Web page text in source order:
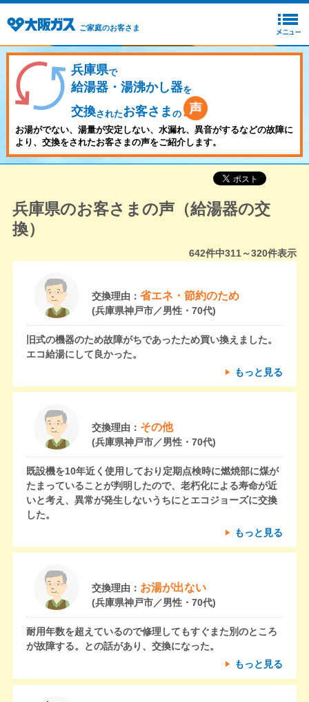
ご家庭のお客さま
兵庫県で
給湯器・湯沸かし器を
交換されたお客さま の
お湯がでない、湯量が安定しない、水漏れ、異音がするなどの故障に
より、交換をされたお客さまの声をご紹介します。
兵庫県のお客さまの声（給湯器の交
換）
642件中311～320件表示
交換理由： 省エネ・節約のため
(兵庫県神戸市／男性・70代)
旧式の機器のため故障がちであったため買い換えました。
エコ給湯にして良かった。
もっと見る
交換理由： その他
(兵庫県神戸市／男性・70代)
既設機を10年近く使用しており定期点検時に燃焼部に煤が
たまっていることが判明したので、老朽化による寿命が近
いと考え、異常が発生しないうちにとエコジョーズに交換
した。
もっと見る
交換理由： お湯が出ない
(兵庫県神戸市／男性・70代)
耐用年数を超えているので修理してもすぐまた別のところ
が故障する。との話があり、交換になった。
もっと見る